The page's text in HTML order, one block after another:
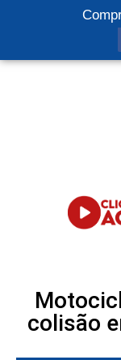
colisão